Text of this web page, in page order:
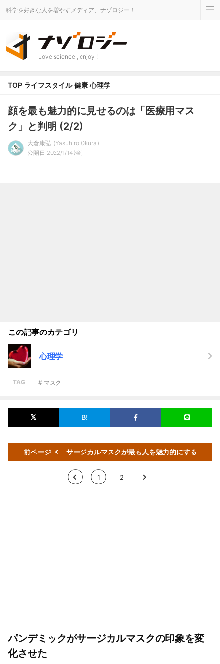
科学を好きな人を増やすメディア、ナゾロジー！
Love science , enjoy !
TOP ライフスタイル 健康 心理学
顔を最も魅力的に見せるのは「医療用マス
ク」と判明 (2/2)
大倉康弘
Yasuhiro Okura
公開日 2022/1/14(金)
この記事のカテゴリ
心理学
TAG # マスク
前ページ サージカルマスクが最も人を魅力的にする
< 1 2 >
パンデミックがサージカルマスクの印象を変
化させた